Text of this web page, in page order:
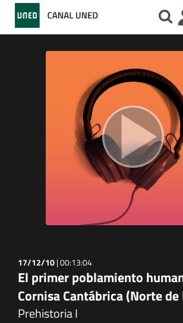
17/12/10|00:13:04
El primer poblamiento
Cornisa Cantábrica (Norte
Prehistoria I